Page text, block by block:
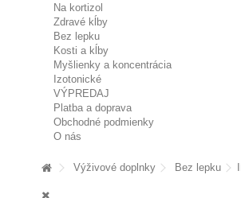
Na kortizol
Zdravé kĺby
Bez lepku
Kosti a kĺby
Myšlienky a koncentrácia
Izotonické
VÝPREDAJ
Platba a doprava
Obchodné podmienky
O nás
Výživové doplnky Bez lepku